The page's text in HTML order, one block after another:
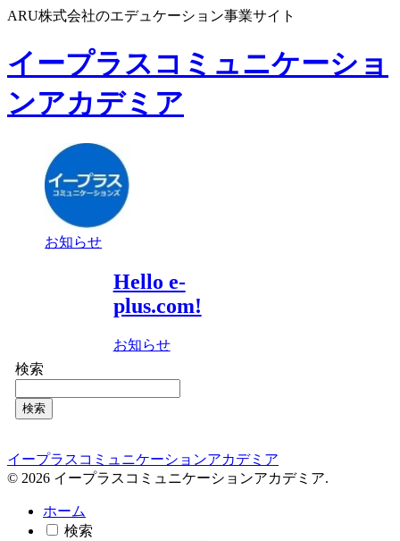
ARU株式会社のエデュケーション事業サイト
イープラスコミュニケーショ
ンアカデミア
お知らせ
Hello e-
plus.com!
お知らせ
検索
検索
イープラスコミュニケーションアカデミア
© 2026 イープラスコミュニケーションアカデミア.
ホーム
検索